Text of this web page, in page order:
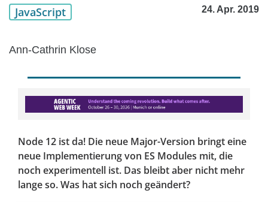
JavaScript 24. Apr. 2019
Ann-Cathrin Klose
Node 12 ist da! Die neue Major-Version bringt eine
neue Implementierung von ES Modules mit, die
noch experimentell ist. Das bleibt aber nicht mehr
lange so. Was hat sich noch geändert?